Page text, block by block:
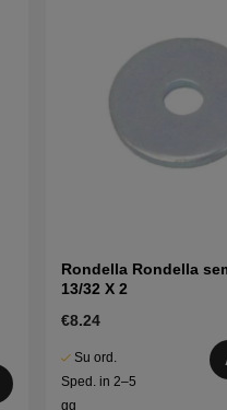
Rondella Rondella
13/32 X 2
€8.24
Su ord.
Sped. in 2–5
gg